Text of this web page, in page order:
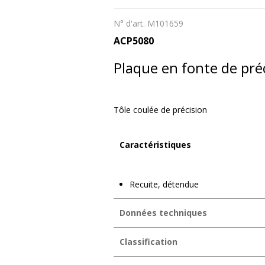
N° d'art. M101659
ACP5080
Plaque en fonte de
Tôle coulée de précision
Caractéristiques
Recuite, détendue
Données techniques
Norme d'alliage & de matière
Matériau
Classification